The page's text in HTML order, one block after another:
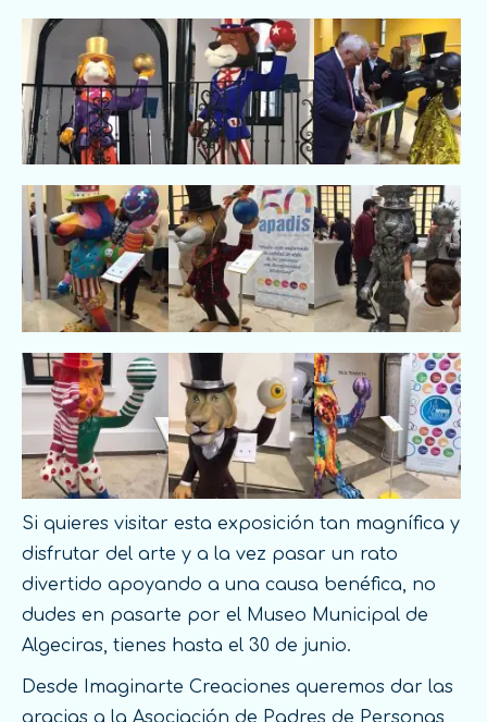
Si quieres visitar esta exposición tan magnífica y
disfrutar del arte y a la vez pasar un rato
divertido apoyando a una causa benéfica, no
dudes en pasarte por el Museo Municipal de
Algeciras, tienes hasta el 30 de junio.
Desde Imaginarte Creaciones queremos dar las
gracias a la Asociación de Padres de Personas